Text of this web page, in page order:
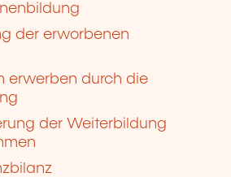
der erworbenen
erwerben durch die
der Weiterbildung